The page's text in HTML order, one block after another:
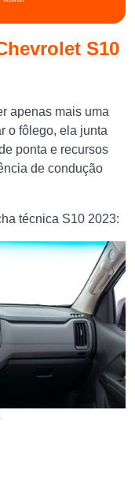
S10
apenas mais uma
o fôlego, ela junta
ponta e recursos
de condução
técnica S10 2023: